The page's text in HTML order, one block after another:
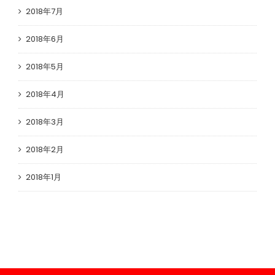
2018年7月
2018年6月
2018年5月
2018年4月
2018年3月
2018年2月
2018年1月